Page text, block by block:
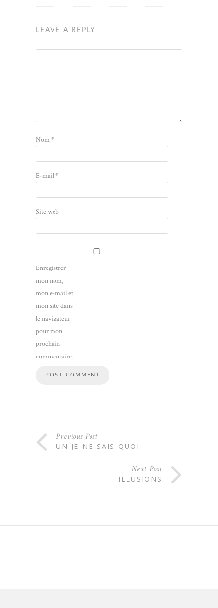
LEAVE A REPLY
Nom*
E-mail*
Site web
Enregistrer
mon nom,
mon e-mail et
mon site dans
le navigateur
pour mon
prochain
commentaire.
Previous Post
UN JE-NE-SAIS-QUOI
Next Post
ILLUSIONS